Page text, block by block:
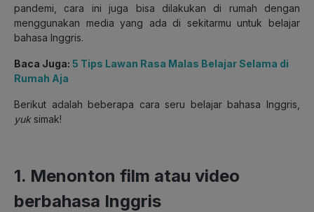
pandemi, cara ini juga bisa dilakukan di rumah dengan
menggunakan media yang ada di sekitarmu untuk belajar
bahasa Inggris.
Baca Juga: 5 Tips Lawan Rasa Malas Belajar Selama di
Rumah Aja
Berikut adalah beberapa cara seru belajar bahasa Inggris,
yuk simak!
1. Menonton film atau video
berbahasa Inggris